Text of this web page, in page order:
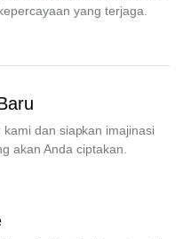
yang terjaga.
dan siapkan imajinasi
akan Anda ciptakan.